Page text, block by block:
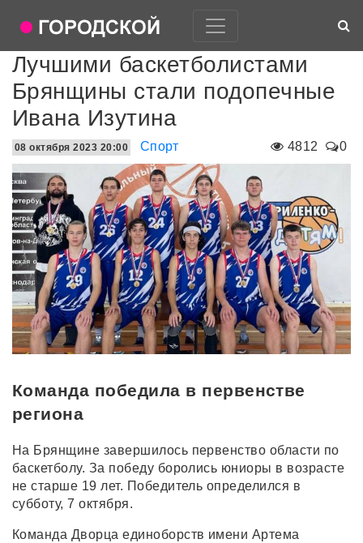
Лучшими баскетболистами
Брянщины стали подопечные
Ивана Изутина
4812 0
08 октября 2023 20:00 Спорт
Команда победила в первенстве
региона
На Брянщине завершилось первенство области по
баскетболу. За победу боролись юниоры в возрасте
не старше 19 лет. Победитель определился в
субботу, 7 октября.
Команда Дворца единоборств имени Артема